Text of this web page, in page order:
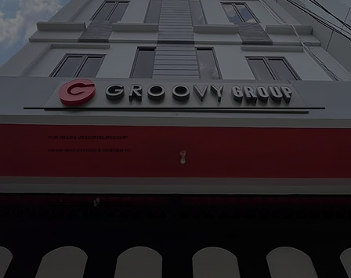
FOR VENUE & VENDOR RELATIONSHIP
please send your price & catalogue to:
procurementgroovygroup@gmail.com